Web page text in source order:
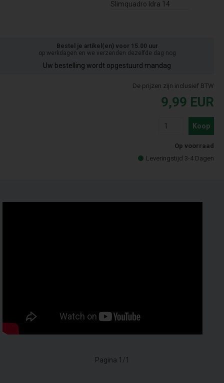
Slimquadro Idra 14
Bestel je artikel(en) voor 15.00 uur
op werkdagen en we verzenden dezelfde dag nog
Uw bestelling wordt opgestuurd mandag
De prijzen zijn inclusief BTW
9,99 EUR
Koop
Op voorraad
Leveringstijd 3-4 Dagen
Pagina 1/1